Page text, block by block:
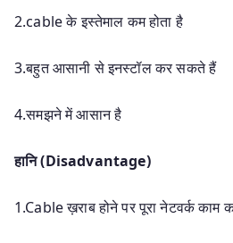
2.cable के इस्तेमाल कम होता है
3.बहुत आसानी से इनस्टॉल कर सकते हैं
4.समझने में आसान है
हानि (Disadvantage)
1.Cable ख़राब होने पर पूरा नेटवर्क काम